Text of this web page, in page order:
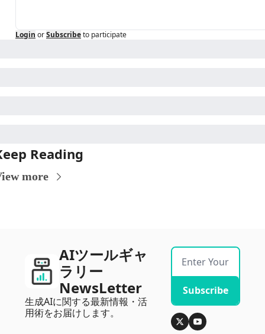
Login orSubscribeto participate
Reading
more
AIツールギャ
ラリー
NewsLetter
生成AIに関する最新情報・活
用術をお届けします。
Subscribe